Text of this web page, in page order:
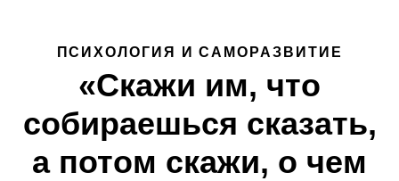
ПСИХОЛОГИЯ И САМОРАЗВИТИЕ
«Скажи им, что
собираешься сказать,
а потом скажи, о чем